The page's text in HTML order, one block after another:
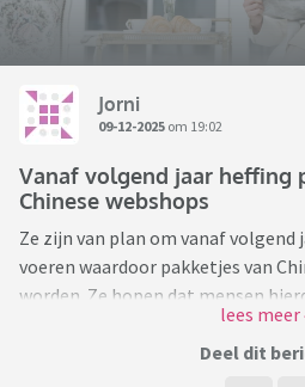
Jorni
09-12-2025 om 19:02
Vanaf volgend jaar heffing
Chinese webshops
Ze zijn van plan om vanaf volgend
voeren waardoor pakketjes van
worden. Ze hopen dat mensen
bestellen bij Chinese webshops
minder last hebben van de Chinese
Deel dit